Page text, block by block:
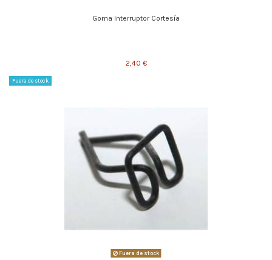
Goma Interruptor Cortesía
2,40 €
Fuera de stock
Fuera de stock